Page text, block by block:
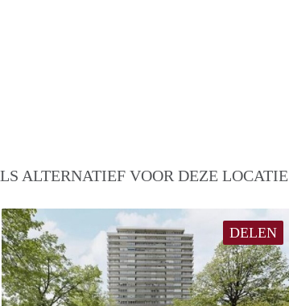
ALTERNATIEF VOOR DEZE LOCATIE
DELEN